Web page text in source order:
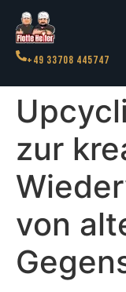
+49 33708 445747
zur
von